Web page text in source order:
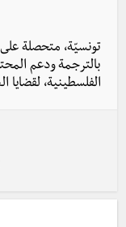
تونسيّة، متحصلة على
بالترجمة ودعم
الفلسطينية، لقضايا